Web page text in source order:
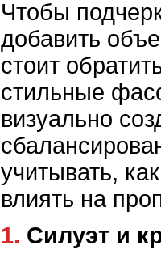
Чтобы
добавить
стоит
стильные
визуально
учитывать,
влиять на
1. Силуэт и